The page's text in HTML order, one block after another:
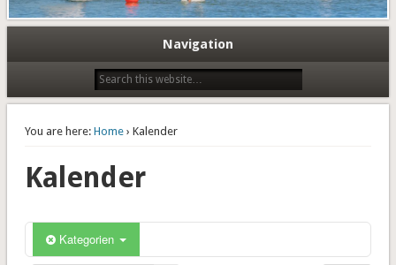
Navigation
You are here: Home› Kalender
Kalender
Kategorien